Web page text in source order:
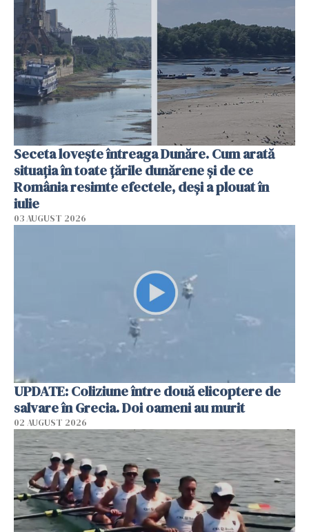
Seceta lovește întreaga Dunăre. Cum arată
situația în toate țările dunărene și de ce
România resimte efectele, deși a plouat în
iulie
03 AUGUST 2026
UPDATE: Coliziune între două elicoptere de
salvare în Grecia. Doi oameni au murit
02 AUGUST 2026